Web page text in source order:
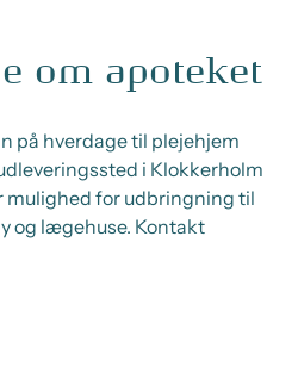
om apoteket
på hverdage til plejehjem
i Klokkerholm
mulighed for udbringning til
og lægehuse. Kontakt